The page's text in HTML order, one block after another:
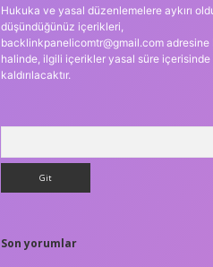
Hukuka ve yasal düzenlemelere aykırı
düşündüğünüz içerikleri,
backlinkpanelicomtr@gmail.comadresine
halinde, ilgili içerikler yasal süre
kaldırılacaktır.
Son yorumlar